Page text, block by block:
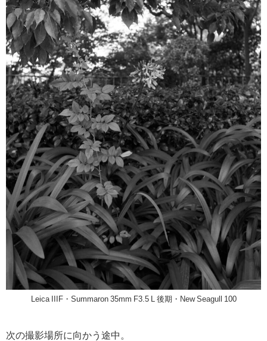
Leica IIIF・Summaron 35mm F3.5 L 後期・New Seagull 100
次の撮影場所に向かう途中。